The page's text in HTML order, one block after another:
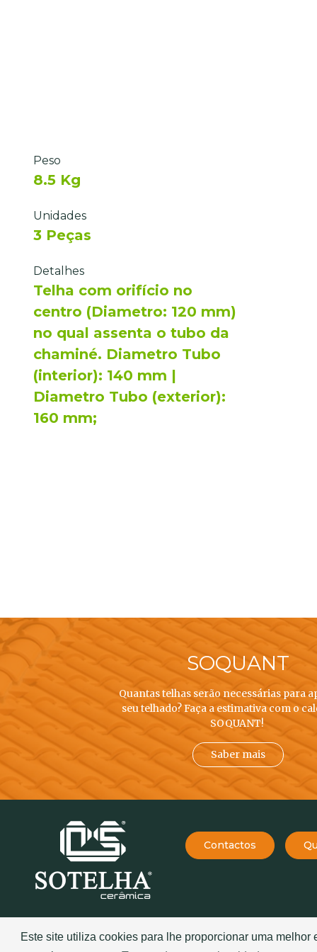
Este site utiliza cookies para lhe proporcionar uma
Peso
8.5 Kg
Unidades
3 Peças
Detalhes
Telha com orifício no
centro (Diametro: 120 mm)
no qual assenta o tubo da
chaminé. Diametro Tubo
(interior): 140 mm |
Diametro Tubo (exterior):
160 mm;
SOQUANT
Quantas telhas serão necessárias para
seu telhado? Faça a estimativa com o
SOQUANT!
Saber mais
Contactos
(chamada para a rede fixa